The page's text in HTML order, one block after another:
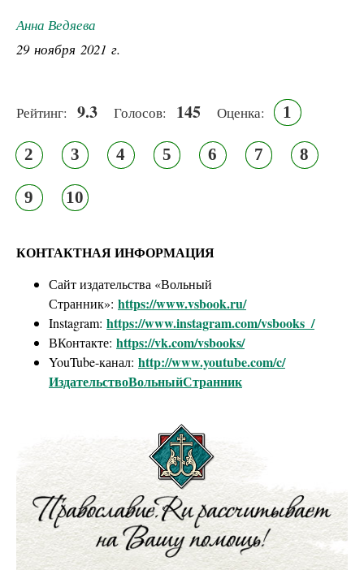
Анна Ведяева
29 ноября 2021 г.
Рейтинг: 9.3 Голосов: 145 Оценка: 1
2 3 4 5 6 7 8
9 10
КОНТАКТНАЯ ИНФОРМАЦИЯ
Сайт издательства «Вольный
Странник»: https://www.vsbook.ru/
Instagram: https://www.instagram.com/vsbooks_/
ВКонтакте: https://vk.com/vsbooks/
YouTube-канал: http://www.youtube.com/c/
ИздательствоВольныйСтранник